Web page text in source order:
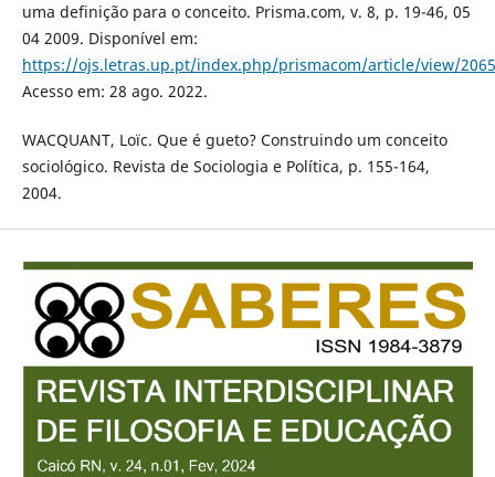
uma definição para o conceito. Prisma.com, v. 8, p. 19-46, 05
04 2009. Disponível em:
https://ojs.letras.up.pt/index.php/prismacom/article/view/
Acesso em: 28 ago. 2022.
WACQUANT, Loïc. Que é gueto? Construindo um conceito
sociológico. Revista de Sociologia e Política, p. 155-164,
2004.